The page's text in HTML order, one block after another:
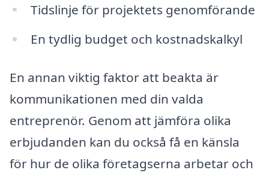
Tidslinje för projektets genomförande
En tydlig budget och kostnadskalkyl
En annan viktig faktor att beakta är
kommunikationen med din valda
entreprenör. Genom att jämföra olika
erbjudanden kan du också få en känsla
för hur de olika företagserna arbetar och